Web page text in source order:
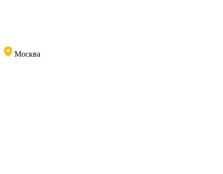
Москва